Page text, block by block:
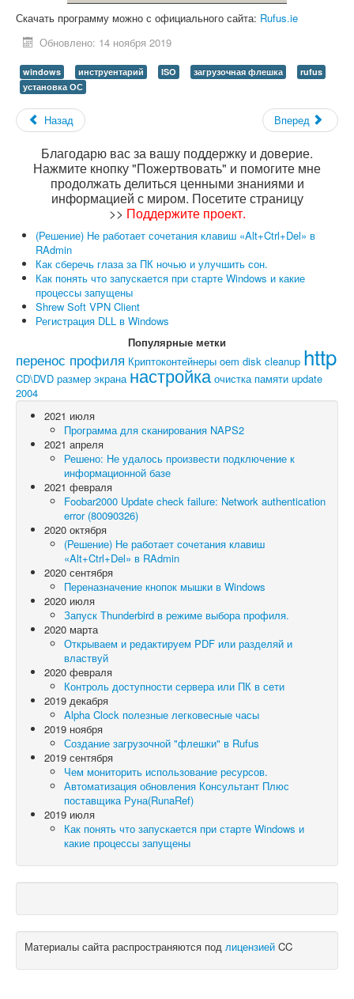
Скачать программу можно с официального сайта: Rufus.ie
Обновлено: 14 ноября 2019
windows инструентарий ISO загрузочная флешка
rufus
установка ОС
Назад Вперед
Благодарю вас за вашу поддержку и доверие.
Нажмите кнопку "Пожертвовать" и помогите мне
продолжать делиться ценными знаниями и
информацией с миром. Посетите страницу
>> Поддержите проект.
(Решение) Не работает сочетания клавиш «Alt+Ctrl+Del» в
RAdmin
Как сберечь глаза за ПК ночью и улучшить сон.
Как понять что запускается при старте Windows и какие
процессы запущены
Shrew Soft VPN Client
Регистрация DLL в Windows
Популярные метки
перенос профиля Криптоконтейнеры oem disk cleanup http
CD\DVD размер экрана настройка очистка памяти update
2004
2021 июля
Программа для сканирования NAPS2
2021 апреля
Решено: Не удалось произвести подключение к
информационной базе
2021 февраля
Foobar2000 Update check failure: Network authentication
error (80090326)
2020 октября
(Решение) Не работает сочетания клавиш
«Alt+Ctrl+Del» в RAdmin
2020 сентября
Переназначение кнопок мышки в Windows
2020 июля
Запуск Thunderbird в режиме выбора профиля.
2020 марта
Открываем и редактируем PDF или разделяй и
властвуй
2020 февраля
Контроль доступности сервера или ПК в сети
2019 декабря
Alpha Clock полезные легковесные часы
2019 ноября
Создание загрузочной "флешки" в Rufus
2019 сентября
Чем мониторить использование ресурсов.
Автоматизация обновления Консультант Плюс
поставщика Руна(RunaRef)
2019 июля
Как понять что запускается при старте Windows и
какие процессы запущены
Материалы сайта распространяются под лицензией CC